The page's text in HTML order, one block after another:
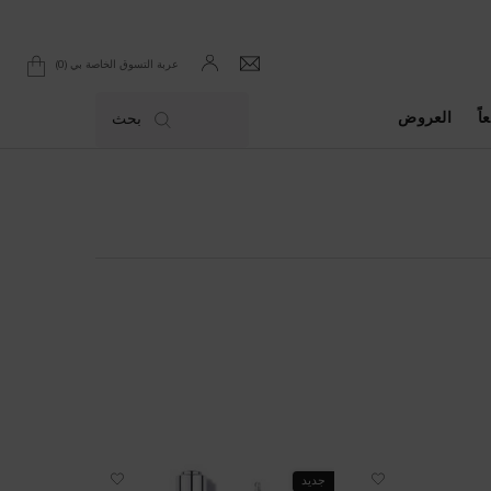
عربة التسوق الخاصة بي 0
0 product in cart
العروض بحث
جديد